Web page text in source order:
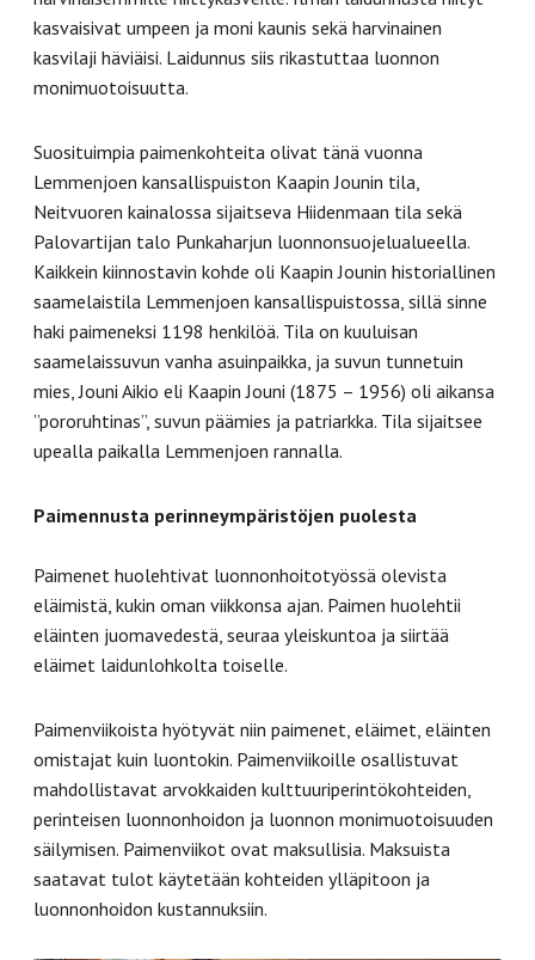
kasvaisivat umpeen ja moni kaunis sekä harvinainen
kasvilaji häviäisi. Laidunnus siis rikastuttaa luonnon
monimuotoisuutta.
Suosituimpia paimenkohteita olivat tänä vuonna
Lemmenjoen kansallispuiston Kaapin Jounin tila,
Neitvuoren kainalossa sijaitseva Hiidenmaan tila sekä
Palovartijan talo Punkaharjun luonnonsuojelualueella.
Kaikkein kiinnostavin kohde oli Kaapin Jounin historiallinen
saamelaistila Lemmenjoen kansallispuistossa, sillä sinne
haki paimeneksi 1198 henkilöä. Tila on kuuluisan
saamelaissuvun vanha asuinpaikka, ja suvun tunnetuin
mies, Jouni Aikio eli Kaapin Jouni (1875 – 1956) oli aikansa
”pororuhtinas”, suvun päämies ja patriarkka. Tila sijaitsee
upealla paikalla Lemmenjoen rannalla.
Paimennusta perinneympäristöjen puolesta
Paimenet huolehtivat luonnonhoitotyössä olevista
eläimistä, kukin oman viikkonsa ajan. Paimen huolehtii
eläinten juomavedestä, seuraa yleiskuntoa ja siirtää
eläimet laidunlohkolta toiselle.
Paimenviikoista hyötyvät niin paimenet, eläimet, eläinten
omistajat kuin luontokin. Paimenviikoille osallistuvat
mahdollistavat arvokkaiden kulttuuriperintökohteiden,
perinteisen luonnonhoidon ja luonnon monimuotoisuuden
säilymisen. Paimenviikot ovat maksullisia. Maksuista
saatavat tulot käytetään kohteiden ylläpitoon ja
luonnonhoidon kustannuksiin.